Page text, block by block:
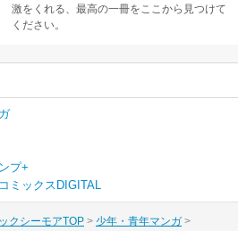
激をくれる、最高の一冊をここから見つけて
ください。
プ+
ミックスDIGITAL
クシーモアTOP
少年・青年マンガ